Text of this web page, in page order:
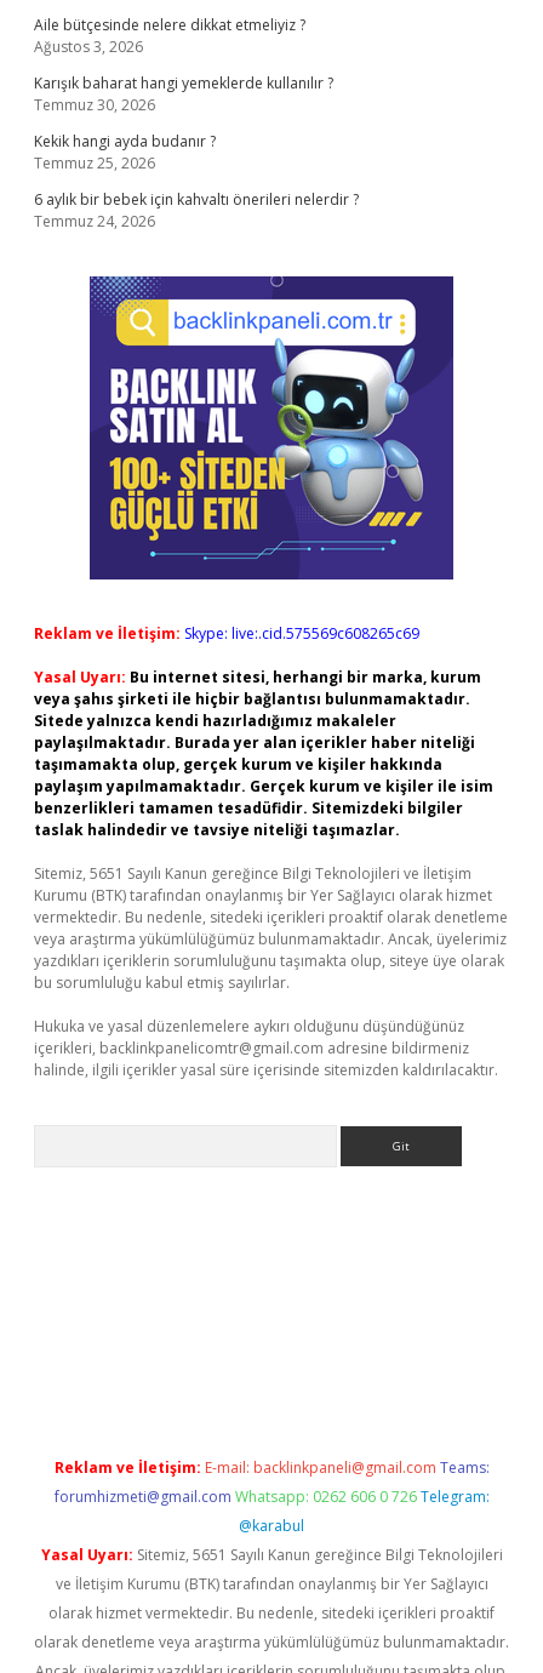
Aile bütçesinde nelere dikkat etmeliyiz ?
Ağustos 3, 2026
Karışık baharat hangi yemeklerde kullanılır ?
Temmuz 30, 2026
Kekik hangi ayda budanır ?
Temmuz 25, 2026
6 aylık bir bebek için kahvaltı önerileri nelerdir ?
Temmuz 24, 2026
Reklam ve İletişim: Skype: live:.cid.575569c608265c69
Yasal Uyarı: Bu internet sitesi, herhangi bir marka, kurum
veya şahıs şirketi ile hiçbir bağlantısı bulunmamaktadır.
Sitede yalnızca kendi hazırladığımız makaleler
paylaşılmaktadır. Burada yer alan içerikler haber niteliği
taşımamakta olup, gerçek kurum ve kişiler hakkında
paylaşım yapılmamaktadır. Gerçek kurum ve kişiler ile isim
benzerlikleri tamamen tesadüfidir. Sitemizdeki bilgiler
taslak halindedir ve tavsiye niteliği taşımazlar.
Sitemiz, 5651 Sayılı Kanun gereğince Bilgi Teknolojileri ve İletişim
Kurumu (BTK) tarafından onaylanmış bir Yer Sağlayıcı olarak hizmet
vermektedir. Bu nedenle, sitedeki içerikleri proaktif olarak denetleme
veya araştırma yükümlülüğümüz bulunmamaktadır. Ancak, üyelerimiz
yazdıkları içeriklerin sorumluluğunu taşımakta olup, siteye üye olarak
bu sorumluluğu kabul etmiş sayılırlar.
Hukuka ve yasal düzenlemelere aykırı olduğunu düşündüğünüz
içerikleri, backlinkpanelicomtr@gmail.com adresine bildirmeniz
halinde, ilgili içerikler yasal süre içerisinde sitemizden kaldırılacaktır.
Reklam ve İletişim: E-mail: backlinkpaneli@gmail.com Teams:
forumhizmeti@gmail.com Whatsapp: 0262 606 0 726 Telegram:
@karabul
Yasal Uyarı: Sitemiz, 5651 Sayılı Kanun gereğince Bilgi Teknolojileri
ve İletişim Kurumu (BTK) tarafından onaylanmış bir Yer Sağlayıcı
olarak hizmet vermektedir. Bu nedenle, sitedeki içerikleri proaktif
olarak denetleme veya araştırma yükümlülüğümüz bulunmamaktadır.